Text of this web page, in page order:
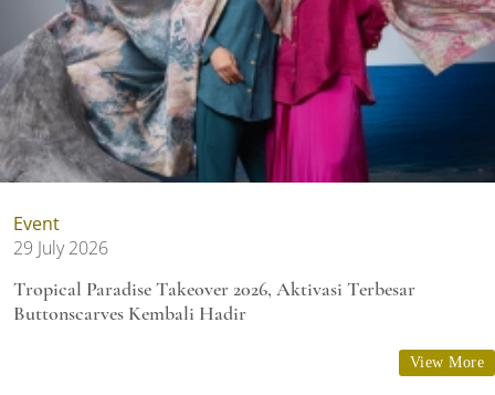
Event
29 July 2026
Tropical Paradise Takeover 2026, Aktivasi Terbesar
Buttonscarves Kembali Hadir
View More